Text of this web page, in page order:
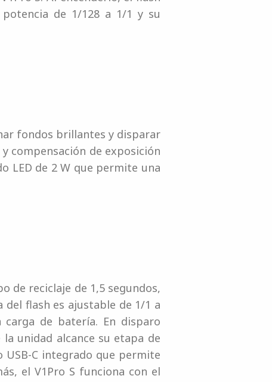
de 1/128 a 1/1 y su
fondos brillantes y disparar
compensación de exposición
LED de 2 W que permite una
de reciclaje de 1,5 segundos,
flash es ajustable de 1/1 a
de batería. En disparo
unidad alcance su etapa de
C integrado que permite
el V1Pro S funciona con el